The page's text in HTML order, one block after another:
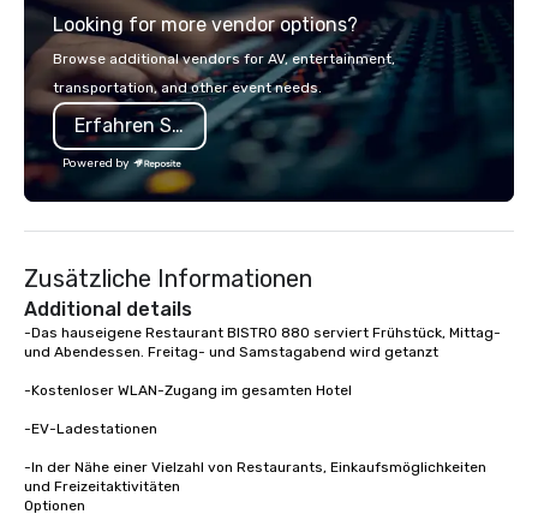
impact and shareability of the
a fully managed process, professional
facilitation, global kit fulfillment, and
an inclusive activity design that
works for every participant no artistic
skill required. Past Clients: Adobe,
MasterCard, AWS, Capital One
EY, and I’m a regular
industry events like
Festival, the PA
event to life!
Looking for more vendor options?
Browse additional vendors for AV, entertainment,
transportation, and other event needs.
Erfahren Sie mehr
Powered by
Zusätzliche Informationen
Additional details
-Das hauseigene Restaurant BISTRO 880 serviert Frühstück, Mittag-
und Abendessen. Freitag- und Samstagabend wird getanzt
-Kostenloser WLAN-Zugang im gesamten Hotel
-EV-Ladestationen
-In der Nähe einer Vielzahl von Restaurants, Einkaufsmöglichkeiten
und Freizeitaktivitäten
Optionen